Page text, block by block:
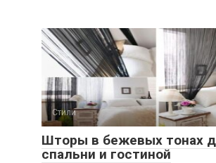
Стили
Шторы в бежевых тонах
спальни и гостиной